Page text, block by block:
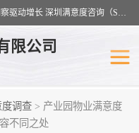
深耕满意度调研18载，用数据定义体验，以洞察驱动增长 深圳满意度咨询（SSC）：十八年专注，丈量每一份体验。
限公司
调查 > 产业园物业满意度
不同之处
游景区满意度